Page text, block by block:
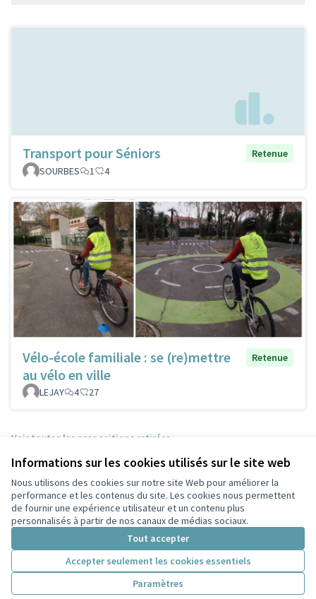
Informations sur les cookies utilisés sur le site web
Nous utilisons des cookies sur notre site Web pour améliorer la
performance et les contenus du site. Les cookies nous permettent
de fournir une expérience utilisateur et un contenu plus
personnalisés à partir de nos canaux de médias sociaux.
Tout accepter
Accepter seulement les cookies essentiels
Paramètres
Transport pour Séniors
Retenue
SOURBES
1 4
Vélo-école familiale : se (re)mettre
au vélo en ville
Retenue
LEJAY 4 27
Voir toutes les propositions retirées
Conditions d'utilisation
Paramètres des cookies
Participez Villeurbanne sur X
(Lien externe)
Participez Villeurbanne sur Facebook
Participez Villeurbanne sur Instagram
Participez Villeurbanne sur YouTube
(Lien externe)
Site réalisé grâce aulogiciel libre Decidim .
Licence
(Lien